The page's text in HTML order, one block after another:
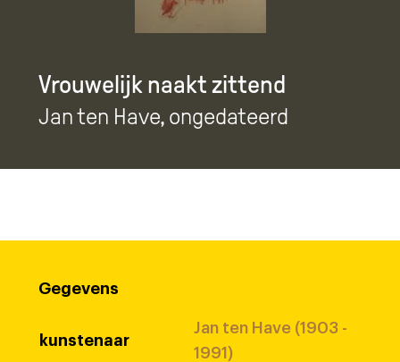
Vrouwelijk naakt zittend
Jan ten Have, ongedateerd
Gegevens
kunstenaar
Jan ten Have (1903 -
1991)